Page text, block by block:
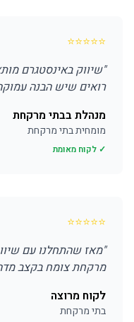
⭐
⭐
⭐
⭐
⭐
"שיווק באינסטגרם
רואים שיש הבנה
מנהלת בבתי מרקחת
מומחית בתי מרקחת
✓ לקוח מאומת
⭐
⭐
⭐
⭐
⭐
"מאז שהתחלנו עם
מרקחת צומח בקצב
לקוח מרוצה
בתי מרקחת